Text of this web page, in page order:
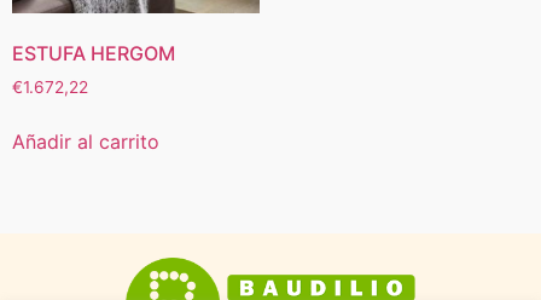
ESTUFA HERGOM
€1.672,22
Añadir al carrito